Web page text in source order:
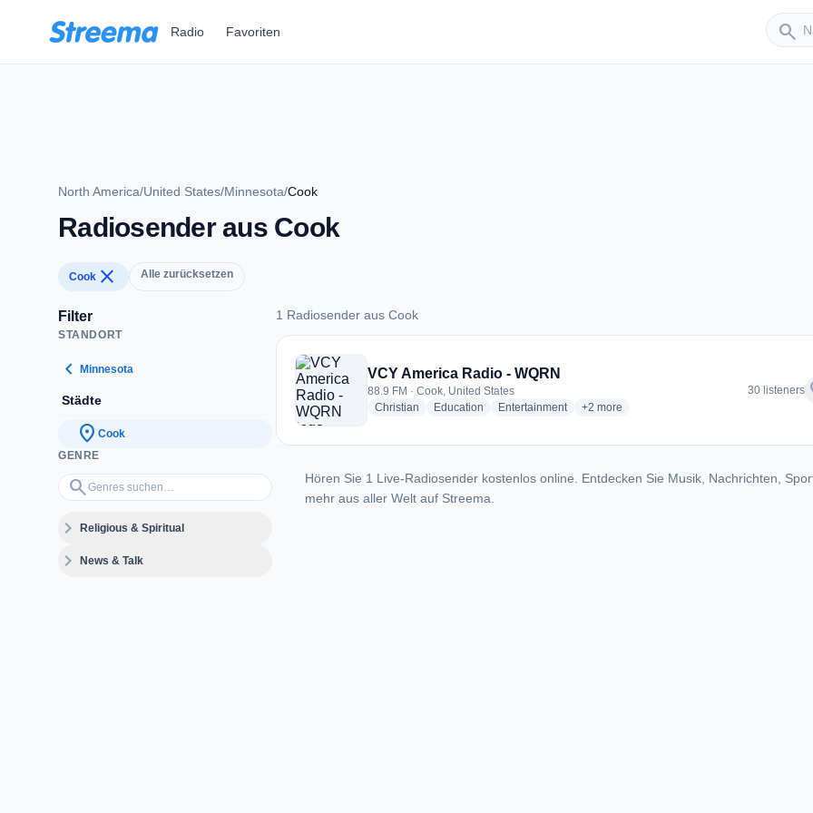
Radio Favoriten search
Sender
North America/United States/Minnesota/Cook
Radiosender aus Cook
Cook close Alle zurücksetzen
Filter
STANDORT
chevron_left Minnesota
Städte
location_on Cook
GENRE
search
Genres suchen…
expand_moreReligious & Spiritual
expand_moreNews & Talk
1 Radiosender aus Cook
1 Radiosender aus Cook
VCY America Radio - WQRN
88.9 FM · Cook, United States
Christian radio stations
Education radio stations
Entertainmentradio stations
+2 more genres for VCY America Radio - WQRN
more
30 listeners
Hören Sie 1 Live-Radiosender kostenlos online. Entdecken Sie Musik, Nachrichten,
mehr aus aller Welt auf Streema.